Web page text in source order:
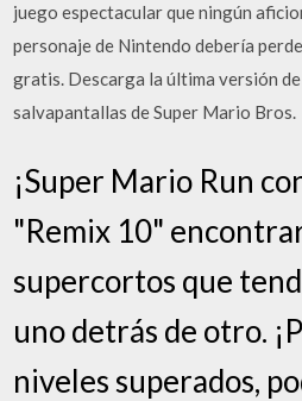
juego espectacular que ningún
personaje de Nintendo debería
gratis. Descarga la última versión
salvapantallas de Super Mario Bros.
¡Super Mario Run
"Remix 10"
supercortos que
uno detrás de otro.
niveles superados,